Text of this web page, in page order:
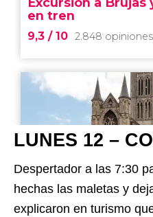
LUNES 12 –
Despertador a las 7:30
hechas las maletas y
explicaron en turismo